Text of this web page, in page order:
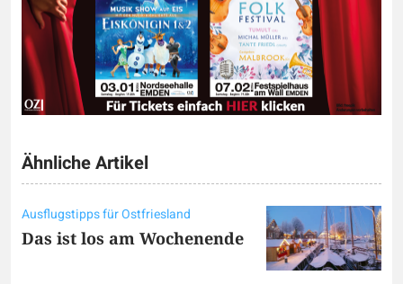
Ähnliche Artikel
Ausflugstipps für Ostfriesland
Das ist los am Wochenende